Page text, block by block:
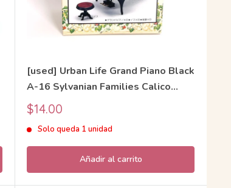
[used] Urban Life Grand Piano Black
A-16 Sylvanian Families Calico
Critters
Precio
de
venta
$14.00
Solo queda 1 unidad
Añadir al carrito